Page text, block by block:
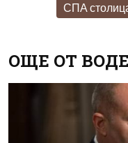
СПА
ОЩЕ ОТ